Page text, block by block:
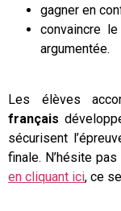
gagner en
convaincre
argumentée.
Les élèves
français
sécurisent
finale. N’hésite
en cliquant ici, ce